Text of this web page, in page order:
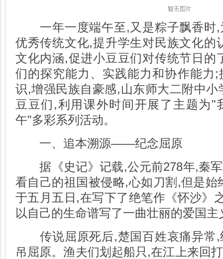
一年一度端午至,又是粽子飘香时,
优秀传统文化,提升学生对民族文化的
文化内涵,促进小豆豆们对传统节日的
们的探究能力、实践能力和协作能力
识,增强民族自豪感,山东师大二附中
豆豆们,利用课外时间开展了主题
午"多彩系列活动。
一、追本溯源——纪念屈原
据《史记》记载,公元前278年,秦军
看自己的祖国被侵略,心如刀割,但是始
于五月五日,在写下了绝笔作《怀沙》
以自己的生命谱写了一曲壮丽的爱国主
传说屈原死后,楚国百姓哀痛异常,
吊屈原。渔夫们划起船只,在江上来回